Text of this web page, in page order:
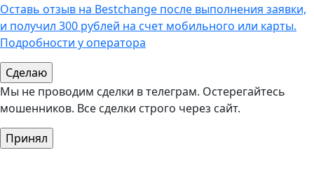
Оставь отзыв на Bestchange после выполнения заявки,
и получил 300 рублей на счет мобильного или карты.
Подробности у оператора
Мы не проводим сделки в телеграм. Остерегайтесь
мошенников. Все сделки строго через сайт.